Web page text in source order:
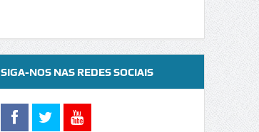
SIGA-NOS NAS REDES SOCIAIS